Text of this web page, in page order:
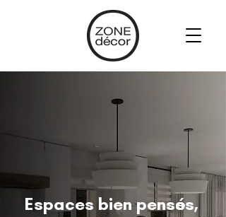
Espaces bien pensés,